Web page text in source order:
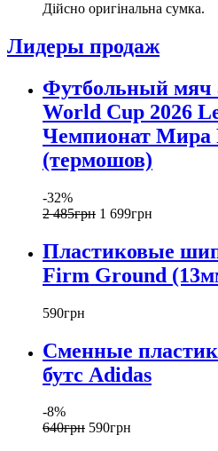
Дійсно оригінальна сумка.
Лидеры продаж
Футбольный мяч
World Cup 2026
Чемпионат Мира
(термошов)
-32%
2 485грн 1 699грн
Пластиковые
Firm Ground
590грн
Сменные
бутс Adidas
-8%
640грн 590грн